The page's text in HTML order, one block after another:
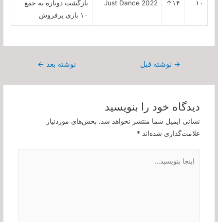
۱۰ ۱۴↑ Just Dance 2022
بازگشت دوباره به جمع
۱۰ بازی پرفروش
راهبری
→ نوشته قبل نوشته بعد ←
دیدگاه‌ خود را بنویسید
نشانی ایمیل شما منتشر نخواهد شد. بخش‌های موردنیاز
علامت‌گذاری شده‌اند *
بنویسید…